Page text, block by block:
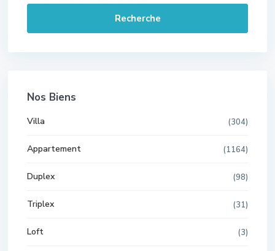
Recherche
Nos Biens
Villa (304)
Appartement (1164)
Duplex (98)
Triplex (31)
Loft (3)